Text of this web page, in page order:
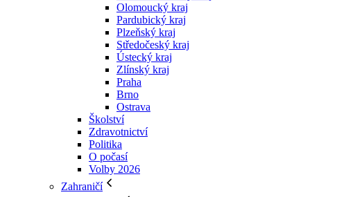
Olomoucký kraj
Pardubický kraj
Plzeňský kraj
Středočeský kraj
Ústecký kraj
Zlínský kraj
Praha
Brno
Ostrava
Školství
Zdravotnictví
Politika
O počasí
Volby 2026
Zahraničí